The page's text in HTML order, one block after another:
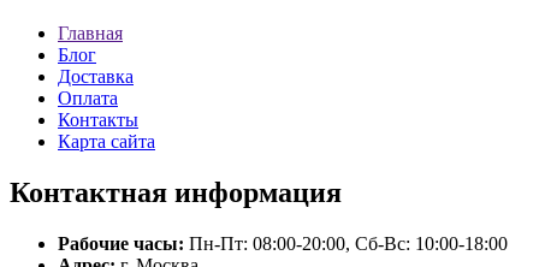
Главная
Блог
Доставка
Оплата
Контакты
Карта сайта
Контактная информация
Рабочие часы: Пн-Пт: 08:00-20:00, Сб-Вс: 10:00-18:00